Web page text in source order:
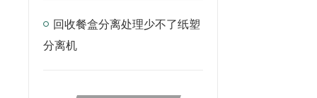
回收餐盒分离处理少不了纸塑
分离机